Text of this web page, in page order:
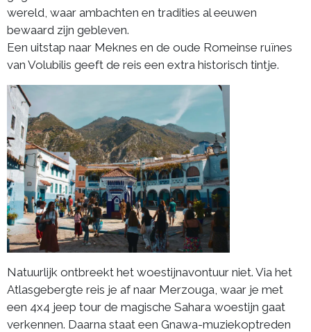
wereld, waar ambachten en tradities al eeuwen
bewaard zijn gebleven.
Een uitstap naar Meknes en de oude Romeinse ruïnes
van Volubilis geeft de reis een extra historisch tintje.
Natuurlijk ontbreekt het woestijnavontuur niet. Via het
Atlasgebergte reis je af naar Merzouga, waar je met
een 4x4 jeep tour de magische Sahara woestijn gaat
verkennen. Daarna staat een Gnawa-muziekoptreden